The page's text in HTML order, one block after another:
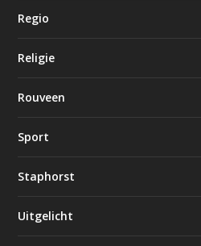
Regio
Religie
Rouveen
Sport
Staphorst
Uitgelicht